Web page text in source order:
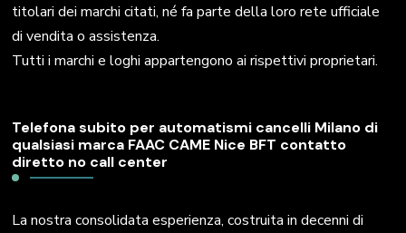
titolari dei marchi citati, né fa parte della loro rete ufficiale
di vendita o assistenza.
Tutti i marchi e loghi appartengono ai rispettivi proprietari.
Telefona subito per automatismi cancelli Milano di
qualsiasi marca FAAC CAME Nice BFT contatto
diretto no call center
La nostra consolidata esperienza, costruita in decenni di